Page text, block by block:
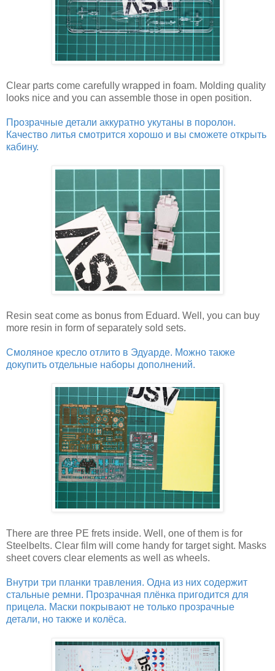
Clear parts come carefully wrapped in foam. Molding quality
looks nice and you can assemble those in open position.
Прозрачные детали аккуратно укутаны в поролон.
Качество литья смотрится хорошо и вы сможете открыть
кабину.
Resin seat come as bonus from Eduard. Well, you can buy
more resin in form of separately sold sets.
Смоляное кресло отлито в Эдуарде. Можно также
докупить отдельные наборы дополнений.
There are three PE frets inside. Well, one of them is for
Steelbelts. Clear film will come handy for target sight. Masks
sheet covers clear elements as well as wheels.
Внутри три планки травления. Одна из них содержит
стальные ремни. Прозрачная плёнка пригодится для
прицела. Маски покрывают не только прозрачные
детали, но также и колёса.